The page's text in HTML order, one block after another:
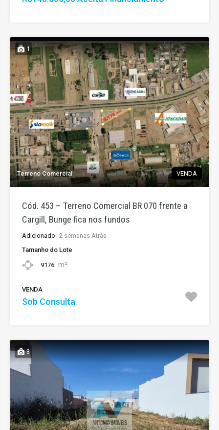
1
Terreno Comercial VENDA
Cód. 453 – Terreno Comercial BR 070 frente a
Cargill, Bunge fica nos fundos
Adicionado: 2 semanas Atrás
Tamanho do Lote
9176 m²
VENDA
Sob Consulta
3